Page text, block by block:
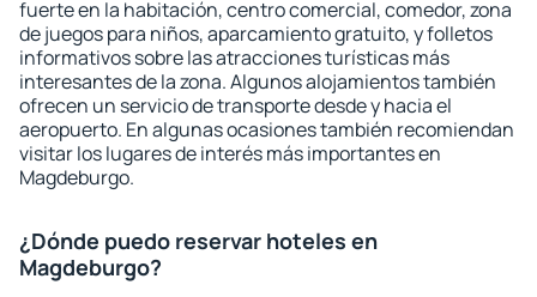
fuerte en la habitación, centro comercial, comedor, zona
de juegos para niños, aparcamiento gratuito, y folletos
informativos sobre las atracciones turísticas más
interesantes de la zona. Algunos alojamientos también
ofrecen un servicio de transporte desde y hacia el
aeropuerto. En algunas ocasiones también recomiendan
visitar los lugares de interés más importantes en
Magdeburgo.
¿Dónde puedo reservar hoteles en
Magdeburgo?